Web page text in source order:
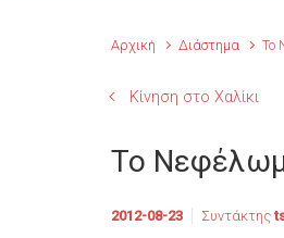
Αρχική Διάστημα Το
Κίνηση στο Χαλίκι
Το
2012-08-23 Συντάκτης